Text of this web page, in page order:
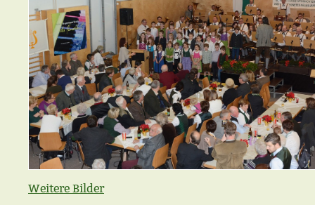
Weitere Bilder